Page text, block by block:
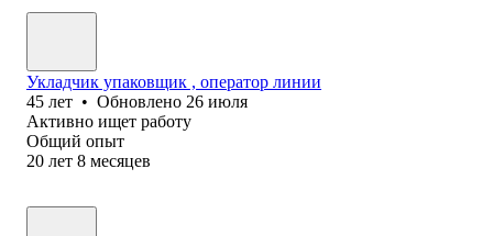
Укладчик упаковщик , оператор линии
45 лет • Обновлено 26 июля
Активно ищет работу
Общий опыт
20 лет 8 месяцев